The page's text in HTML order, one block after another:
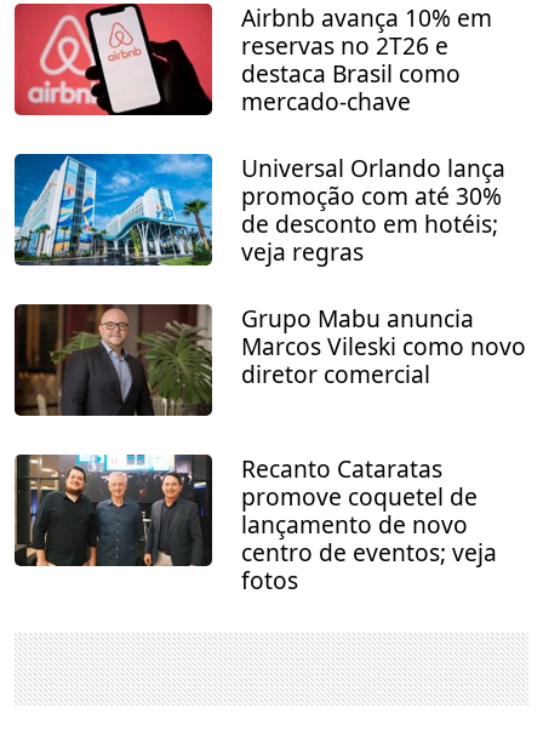
Airbnb avança 10% em
reservas no 2T26 e
destaca Brasil como
mercado-chave
Universal Orlando lança
promoção com até 30%
de desconto em hotéis;
veja regras
Grupo Mabu anuncia
Marcos Vileski como novo
diretor comercial
Recanto Cataratas
promove coquetel de
lançamento de novo
centro de eventos; veja
fotos